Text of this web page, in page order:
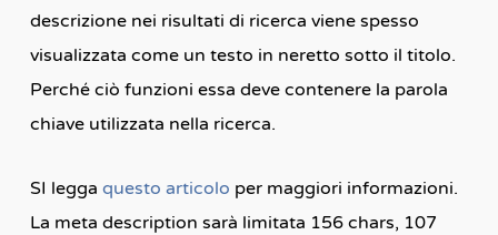
descrizione nei risultati di ricerca viene spesso
visualizzata come un testo in neretto sotto il titolo.
Perché ciò funzioni essa deve contenere la parola
chiave utilizzata nella ricerca.
SI legga questo articolo per maggiori informazioni.
La meta description sarà limitata 156 chars, 107